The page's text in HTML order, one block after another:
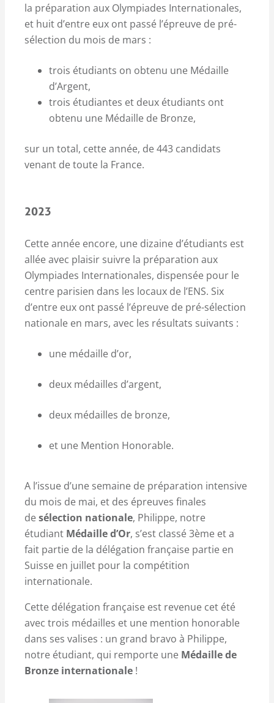
la préparation aux Olympiades Internationales,
et huit d’entre eux ont passé l’épreuve de pré-
sélection du mois de mars :
trois étudiants on obtenu une Médaille
d’Argent,
trois étudiantes et deux étudiants ont
obtenu une Médaille de Bronze,
sur un total, cette année, de 443 candidats
venant de toute la France.
2023
Cette année encore, une dizaine d’étudiants est
allée avec plaisir suivre la préparation aux
Olympiades Internationales, dispensée pour le
centre parisien dans les locaux de l’ENS. Six
d’entre eux ont passé l’épreuve de pré-sélection
nationale en mars, avec les résultats suivants :
une médaille d’or,
deux médailles d’argent,
deux médailles de bronze,
et une Mention Honorable.
A l’issue d’une semaine de préparation intensive
du mois de mai, et des épreuves finales
desélection nationale, Philippe, notre
étudiant Médaille d’Or, s’est classé 3ème et a
fait partie de la délégation française partie en
Suisse en juillet pour la compétition
internationale.
Cette délégation française est revenue cet été
avec trois médailles et une mention honorable
dans ses valises : un grand bravo à Philippe,
notre étudiant, qui remporte une Médaille de
Bronze internationale !